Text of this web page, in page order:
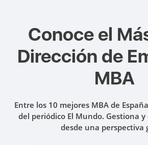
Conoce el
Dirección de
MBA
Entre los 10 mejores MBA de
del periódico El Mundo. Gestiona
desde una perspectiva